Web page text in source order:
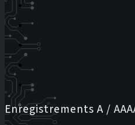
Enregistrements A /